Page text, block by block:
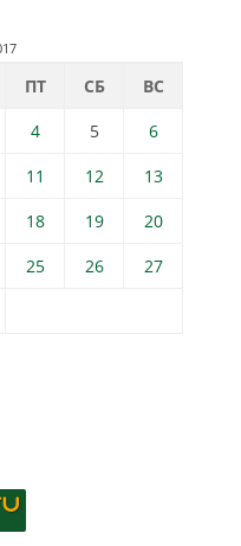
ПТ СБ
ВС
4 5
6
11 12
13
18 19
20
25 26
27